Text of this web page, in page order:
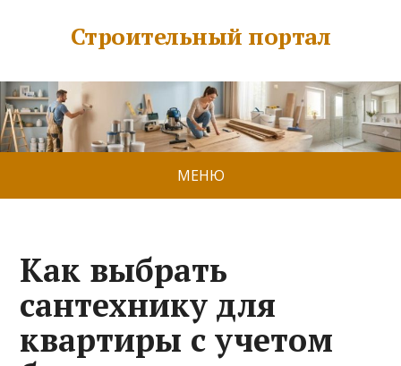
Строительный портал
МЕНЮ
Как выбрать
сантехнику для
квартиры с учетом